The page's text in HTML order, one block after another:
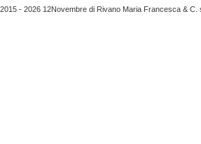
- 2026 12Novembre di Rivano Maria Francesca &